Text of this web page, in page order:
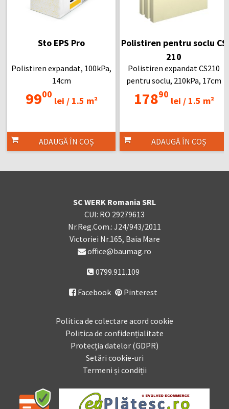
Sto EPS Pro
Polistiren expandat, 100kPa,
14cm
9900
lei /1.5 m²
ADAUGĂ ÎN COȘ
Polistiren pentru soclu CS
210
Polistiren expandat CS210
pentru soclu, 210kPa, 17cm
17890
lei /1.5 m²
ADAUGĂ ÎN COȘ
SC WERK Romania SRL
CUI: RO 29279613
Nr.Reg.Com.: J24/943/2011
Victoriei Nr.165, Baia Mare
office@baumag.ro
0799.911.109
 Facebook Pinterest
Politica de colectare acord cookie
Politica de confidențialitate
Protecția datelor (GDPR)
Setări cookie-uri
Termeni și condiții